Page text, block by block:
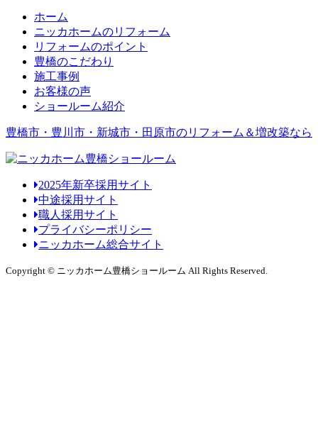
ホーム
ニッカホームのリフォーム
リフォームのポイント
豊橋のこだわり
施工事例
お客様の声
ショールーム紹介
豊橋市・豊川市・新城市・田原市のリフォーム＆増改築なら
2025年新卒採用サイト
中途採用サイト
職人採用サイト
プライバシーポリシー
ニッカホーム総合サイト
Copyright © ニッカホーム豊橋ショールーム All Rights Reserved.